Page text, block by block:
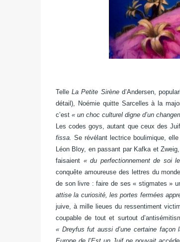
TelleLa Petite Sirèned’Andersen,
détail), Noémie quitte Sarcelles à la
c’est« un choc culturel digne d’un
Les codes goys, autant que ceux des
fissa. Se révélant lectrice boulimique,
Léon Bloy, en passant par Kafka et
faisaient « du perfectionnement de soi
conquête amoureuse des lettres du
de son livre : faire de ses « stigmates »
attise la curiosité, les portes fermées
juive, à mille lieues du ressentiment
coupable de tout et surtout
« Dreyfus fut aussi d’une certaine